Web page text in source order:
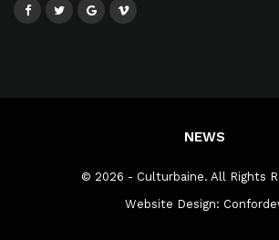
NEWS
© 2026 - Culturbaine. All Rights
Website Design: